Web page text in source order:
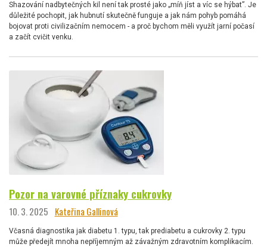
Shazování nadbytečných kil není tak prosté jako „míň jíst a víc se hýbat”. Je
důležité pochopit, jak hubnutí skutečně funguje a jak nám pohyb pomáhá
bojovat proti civilizačním nemocem - a proč bychom měli využít jarní počasí
a začít cvičit venku.
Pozor na varovné příznaky cukrovky
10. 3. 2025 Kateřina Gallinová
Včasná diagnostika jak diabetu 1. typu, tak prediabetu a cukrovky 2. typu
může předejít mnoha nepříjemným až závažným zdravotním komplikacím.